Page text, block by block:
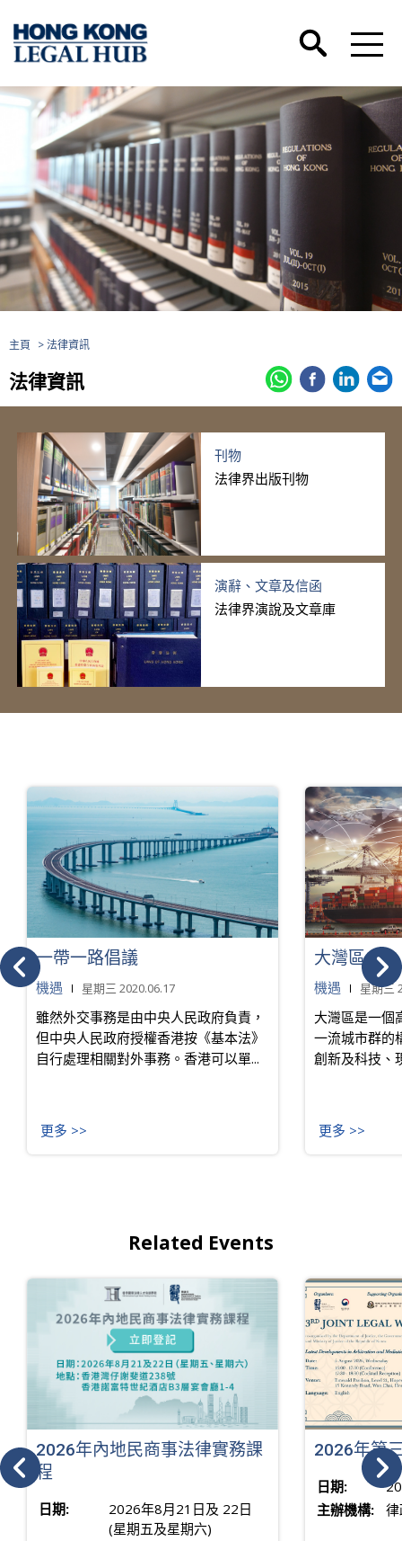
主頁 > 法律資訊
法律資訊
刊物
法律界出版刊物
演辭、文章及信函
法律界演說及文章庫
一帶一路倡議
機遇 星期三 2020.06.17
雖然外交事務是由中央人民政府負責，
但中央人民政府授權香港按《基本法》
自行處理相關對外事務。香港可以單...
更多 >>
大灣區
機遇 星期三
大灣區是一個
一流城市群的
創新及科技、
更多 >>
Related Events
2026年內地民商事法律實務課
程
日期:
2026年8月21日及 22日
(星期五及星期六)
2026年第
日期:
主辦機構: